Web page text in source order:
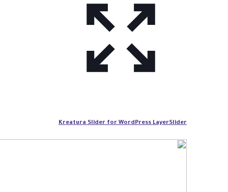
Kreatura Slider for WordPress LayerSlider